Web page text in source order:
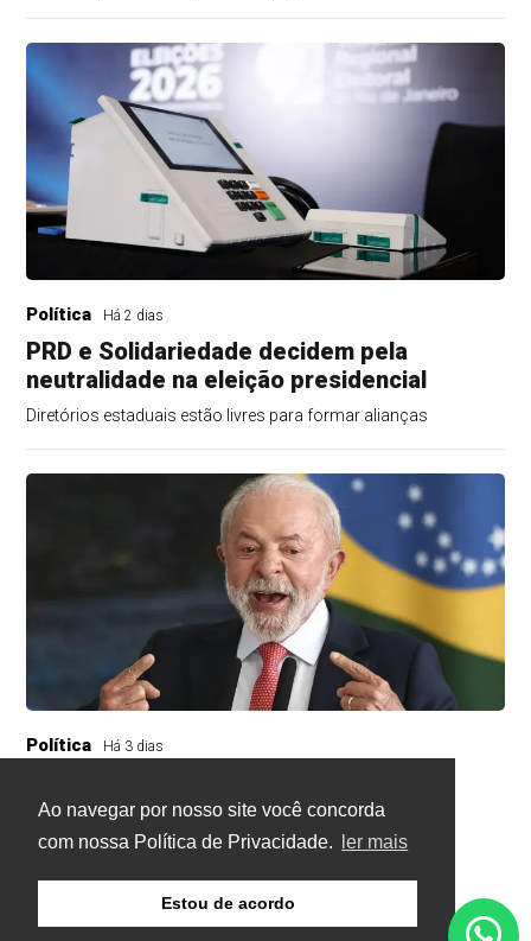
Ao navegar por nosso site você concorda
com nossa Política de Privacidade.
ler mais
Estou de acordo
Política Há 2 dias
PRD e Solidariedade decidem pela
neutralidade na eleição presidencial
Diretórios estaduais estão livres para formar alianças
Política Há 3 dias
revogação de visto de embaixadora
Revogação do visto de Maria Luiza Viotti é considerada